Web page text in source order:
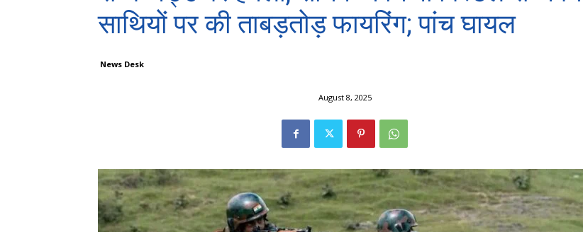
साथियों पर की ताबड़तोड़ फायरिंग; पांच घायल
News Desk
August 8, 2025